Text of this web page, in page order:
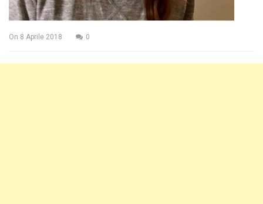
On 8 Aprile 2018 0